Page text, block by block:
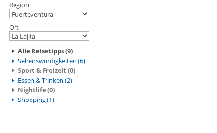
Region
Ort
Alle Reisetipps (9)
Sehenswürdigkeiten (6)
Sport & Freizeit (0)
Essen & Trinken (2)
Nightlife (0)
Shopping (1)